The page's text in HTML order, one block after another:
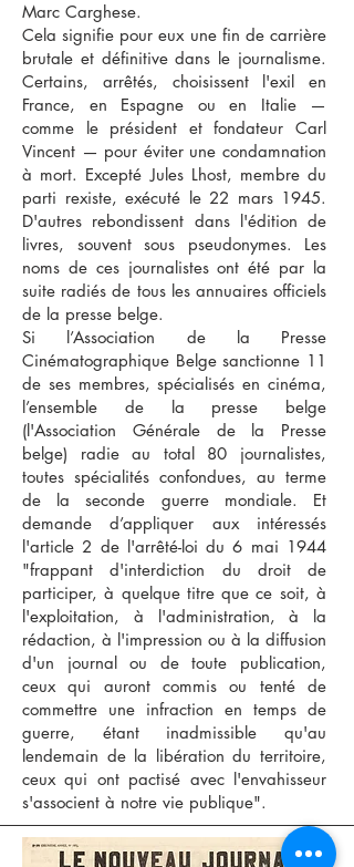
Marc Carghese.
Cela signifie pour eux une fin de carrière
brutale et définitive dans le journalisme.
Certains, arrêtés, choisissent l'exil en
France, en Espagne ou en Italie —
comme le président et fondateur Carl
Vincent — pour éviter une condamnation
à mort. Excepté Jules Lhost, membre du
parti rexiste, exécuté le 22 mars 1945.
D'autres rebondissent dans l'édition de
livres, souvent sous pseudonymes. Les
noms de ces journalistes ont été par la
suite radiés de tous les annuaires officiels
de la presse belge.
Si l’Association de la Presse
Cinématographique Belge sanctionne 11
de ses membres, spécialisés en cinéma,
l’ensemble de la presse belge
(l'Association Générale de la Presse
belge) radie au total 80 journalistes,
toutes spécialités confondues, au terme
de la seconde guerre mondiale. Et
demande d’appliquer aux intéressés
l'article 2 de l'arrêté-loi du 6 mai 1944
"frappant d'interdiction du droit de
participer, à quelque titre que ce soit, à
l'exploitation, à l'administration, à la
rédaction, à l'impression ou à la diffusion
d'un journal ou de toute publication,
ceux qui auront commis ou tenté de
commettre une infraction en temps de
guerre, étant inadmissible qu'au
lendemain de la libération du territoire,
ceux qui ont pactisé avec l'envahisseur
s'associent à notre vie publique".